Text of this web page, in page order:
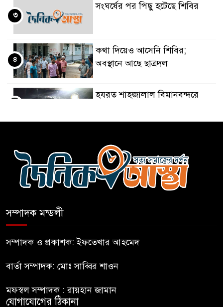
সংঘর্ষের পর পিছু হটেছে শিবির
৩
কথা দিয়েও আসেনি শিবির;
অবস্থানে আছে ছাত্রদল
৪
হযরত শাহজালাল বিমানবন্দরে
কিশোর
৬
ভারত থেকে আসছে ২ দশমিক ৩
অভাব
বহিষ্কৃত জামাত নেতার কর্মীরা যোগ
দিলেন বিএনপিতে
সম্পাদক মন্ডলী
সম্পাদক ও প্রকাশক: ইফতেখার আহমেদ
বার্তা সম্পাদক: মোঃ সাব্বির শাওন
মফস্বল সম্পাদক : রায়হান জামান
যোগাযোগের ঠিকানা